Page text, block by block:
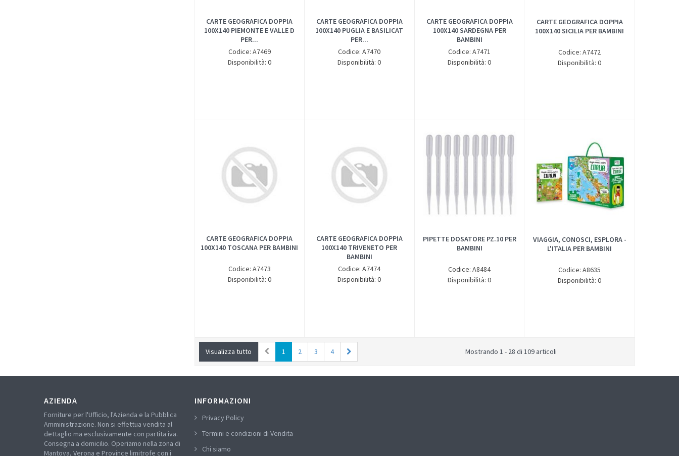
CARTE GEOGRAFICA DOPPIA
100X140 PIEMONTE E VALLE D
PER...
Codice: A7469
Disponibilità: 0
CARTE GEOGRAFICA DOPPIA
100X140 PUGLIA E BASILICAT
PER...
Codice: A7470
Disponibilità: 0
CARTE GEOGRAFICA DOPPIA
100X140 SARDEGNA PER
BAMBINI
Codice: A7471
Disponibilità: 0
CARTE GEOGRAFICA DOPPIA
100X140 SICILIA PER BAMBINI
Codice: A7472
Disponibilità: 0
CARTE GEOGRAFICA DOPPIA
100X140 TOSCANA PER BAMBINI
Codice: A7473
Disponibilità: 0
CARTE GEOGRAFICA DOPPIA
100X140 TRIVENETO PER
BAMBINI
Codice: A7474
Disponibilità: 0
PIPETTE DOSATORE PZ.10 PER
BAMBINI
Codice: A8484
Disponibilità: 0
VIAGGIA, CONOSCI, ESPLORA -
L'ITALIA PER BAMBINI
Codice: A8635
Disponibilità: 0
Visualizza tutto 1 2 3 4 Mostrando 1 - 28 di 109 articoli
AZIENDA
Forniture per l'Ufficio, l'Azienda e la Pubblica
Amministrazione. Non si effettua vendita al
dettaglio ma esclusivamente con partita iva.
Consegna a domicilio. Operiamo nella zona di
Mantova, Verona e Province limitrofe con i
INFORMAZIONI
Privacy Policy
Termini e condizioni di Vendita
Chi siamo